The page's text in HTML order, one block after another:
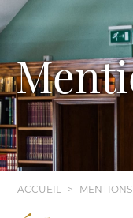
ACCUEIL